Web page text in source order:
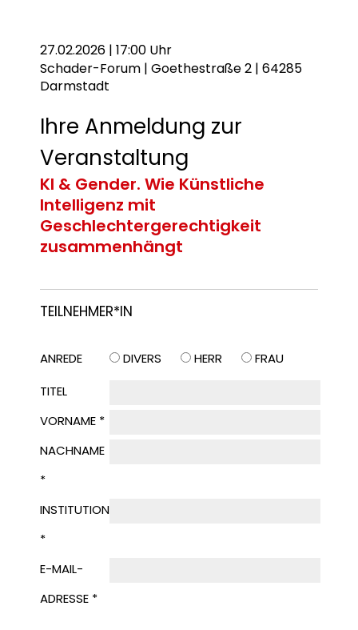
27.02.2026 | 17:00 Uhr
Schader-Forum | Goethestraße 2 | 64285
Darmstadt
Ihre Anmeldung zur
Veranstaltung
KI & Gender. Wie Künstliche
Intelligenz mit
Geschlechtergerechtigkeit
zusammenhängt
TEILNEHMER*IN
ANREDE DIVERS HERR
FRAU
TITEL
VORNAME *
NACHNAME
*
INSTITUTION
*
E-MAIL-
ADRESSE *